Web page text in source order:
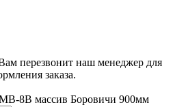
перезвонит наш менеджер для
заказа.
8В массив Боровичи 900мм